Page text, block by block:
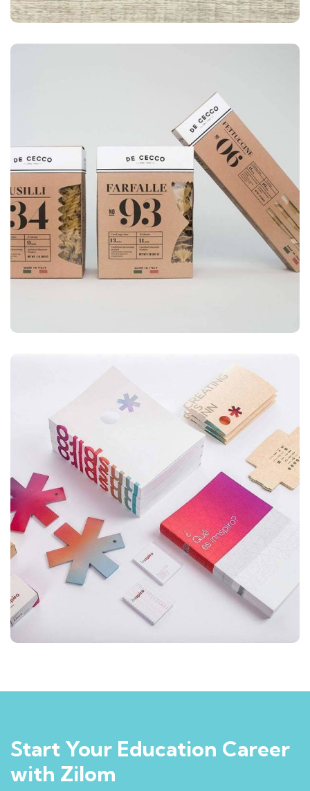
LOGO
Business card
ILLUSTRATION
Box – Ext. Content
Start Your Education Career
with Zilom